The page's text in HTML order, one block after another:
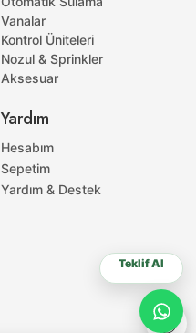
Vanalar
Kontrol Üniteleri
Nozul & Sprinkler
Aksesuar
Yardım
Hesabım
Sepetim
Yardım & Destek